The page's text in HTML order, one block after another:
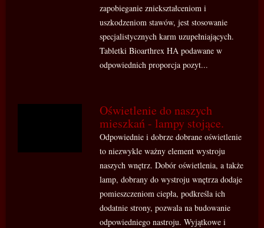
zapobieganie zniekształceniom i
uszkodzeniom stawów, jest stosowanie
specjalistycznych karm uzupełniających.
Tabletki Bioarthrex HA podawane w
odpowiednich proporcja pozyt...
Oświetlenie do naszych
mieszkań - lampy stojące.
Odpowiednie i dobrze dobrane oświetlenie
to niezwykle ważny element wystroju
naszych wnętrz. Dobór oświetlenia, a także
lamp, dobrany do wystroju wnętrza dodaje
pomieszczeniom ciepła, podkreśla ich
dodatnie strony, pozwala na budowanie
odpowiedniego nastroju. Wyjątkowe i